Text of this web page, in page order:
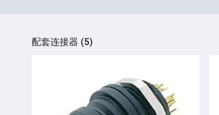
配套连接器 (5)